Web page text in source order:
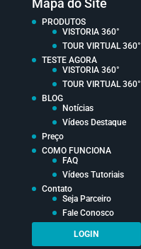
Mapa do Site
PRODUTOS
VISTORIA 360°
TOUR VIRTUAL 360°
TESTE AGORA
VISTORIA 360°
TOUR VIRTUAL 360°
BLOG
Notícias
Vídeos Destaque
Preço
COMO FUNCIONA
FAQ
Vídeos Tutoriais
Contato
Seja Parceiro
Fale Conosco
LOGIN